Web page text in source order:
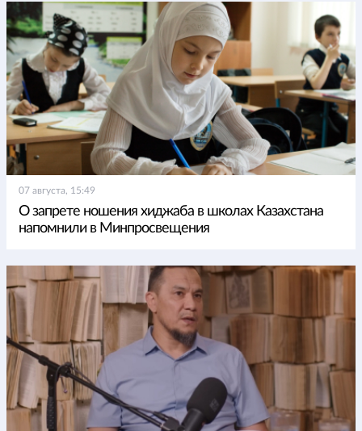
07 августа, 15:49
О запрете ношения хиджаба в школах Казахстана
напомнили в Минпросвещения